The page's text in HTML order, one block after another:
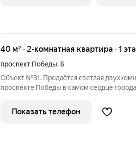
40 м² · 2-комнатная квартира · 1
проспект Победы,6
Объект №31. Продаётся светлая
проспекте Победы в самом сердце города, но с душой нараспашку.
зайчиков, которые танцуют на подушках.
кофе и
Показать телефон